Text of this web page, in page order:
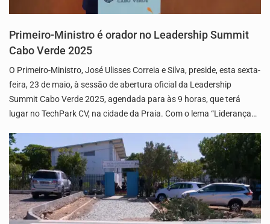
Primeiro-Ministro é orador no Leadership Summit
Cabo Verde 2025
O Primeiro-Ministro, José Ulisses Correia e Silva, preside, esta sexta-
feira, 23 de maio, à sessão de abertura oficial da Leadership
Summit Cabo Verde 2025, agendada para às 9 horas, que terá
lugar no TechPark CV, na cidade da Praia. Com o lema “Liderança…